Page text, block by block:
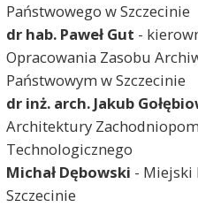
Państwowego w Szczecinie
dr hab. Paweł Gut -
Opracowania Zasobu
Państwowym w Szczecinie
dr inż. arch. Jakub
Architektury
Technologicznego
Michał Dębowski - Miejski
Szczecinie